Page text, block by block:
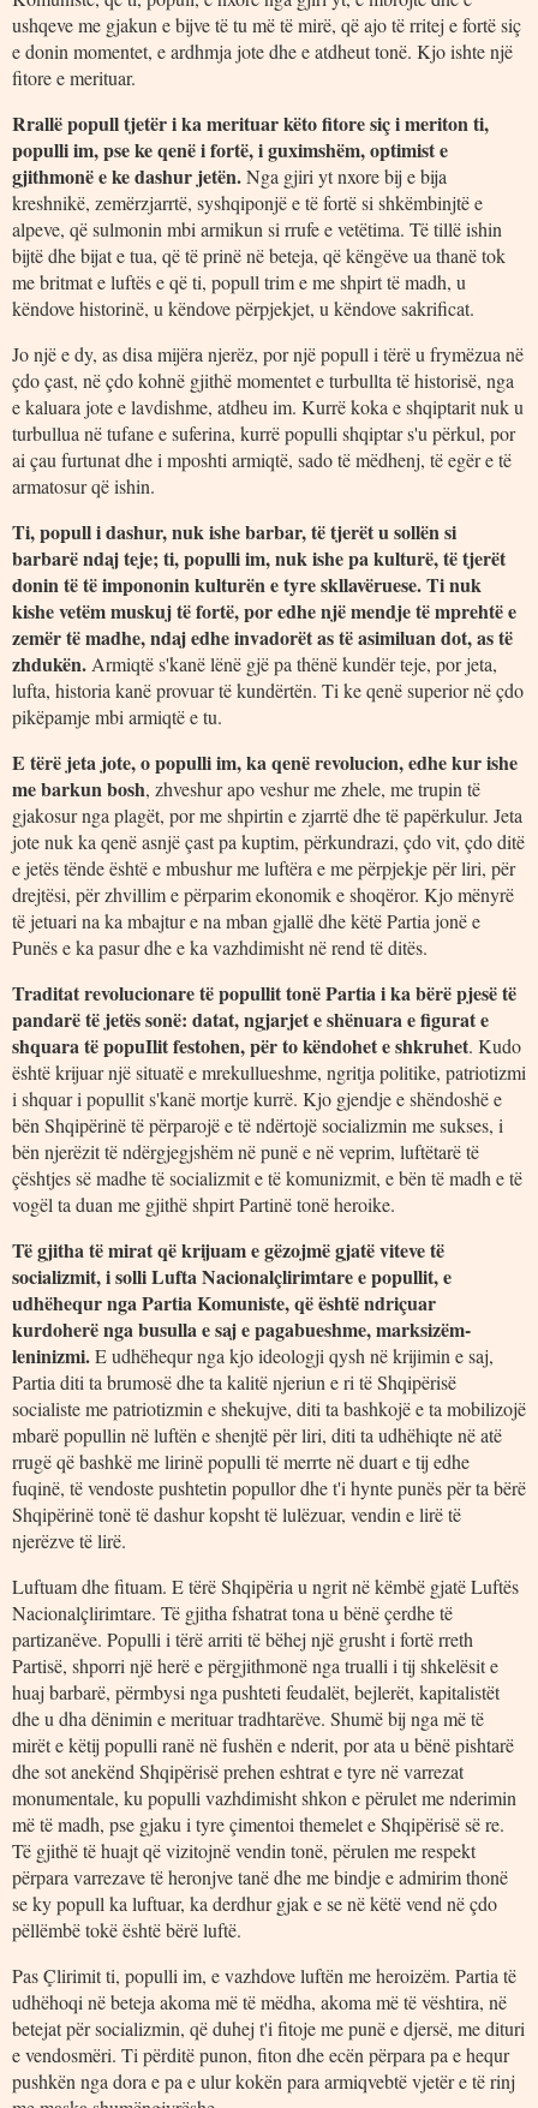
ushqeve me gjakun e bijve të tu më të mirë, që ajo të rritej e fortë siç
e donin momentet, e ardhmja jote dhe e atdheut tonë. Kjo ishte një
fitore e merituar.
Rrallë popull tjetër i ka merituar këto fitore siç i meriton ti,
populli im, pse ke qenë i fortë, i guximshëm, optimist e
gjithmonë e ke dashur jetën.Nga gjiri yt nxore bij e bija
kreshnikë, zemërzjarrtë, syshqiponjë e të fortë si shkëmbinjtë e
alpeve, që sulmonin mbi armikun si rrufe e vetëtima. Të tillë ishin
bijtë dhe bijat e tua, që të prinë në beteja, që këngëve ua thanë tok
me britmat e luftës e që ti, popull trim e me shpirt të madh, u
këndove historinë, u këndove përpjekjet, u këndove sakrificat.
Jo një e dy, as disa mijëra njerëz, por një popull i tërë u frymëzua në
çdo çast, në çdo kohnë gjithë momentet e turbullta të historisë, nga
e kaluara jote e lavdishme, atdheu im. Kurrë koka e shqiptarit nuk u
turbullua në tufane e suferina, kurrë populli shqiptar s'u përkul, por
ai çau furtunat dhe i mposhti armiqtë, sado të mëdhenj, të egër e të
armatosur që ishin.
Ti, popull i dashur, nuk ishe barbar, të tjerët u sollën si
barbarë ndaj teje; ti, populli im, nuk ishe pa kulturë, të tjerët
donin të të impononin kulturën e tyre skllavëruese. Ti nuk
kishe vetëm muskuj të fortë, por edhe një mendje të mprehtë e
zemër të madhe, ndaj edhe invadorët as të asimiluan dot, as të
zhdukën.Armiqtë s'kanë lënë gjë pa thënë kundër teje, por jeta,
lufta, historia kanë provuar të kundërtën. Ti ke qenë superior në çdo
pikëpamje mbi armiqtë e tu.
E tërë jeta jote, o populli im, ka qenë revolucion, edhe kur ishe
me barkun bosh, zhveshur apo veshur me zhele, me trupin të
gjakosur nga plagët, por me shpirtin e zjarrtë dhe të papërkulur. Jeta
jote nuk ka qenë asnjë çast pa kuptim, përkundrazi, çdo vit, çdo ditë
e jetës tënde është e mbushur me luftëra e me përpjekje për liri, për
drejtësi, për zhvillim e përparim ekonomik e shoqëror. Kjo mënyrë
të jetuari na ka mbajtur e na mban gjallë dhe këtë Partia jonë e
Punës e ka pasur dhe e ka vazhdimisht në rend të ditës.
Traditat revolucionare të popullit tonë Partia i ka bërë pjesë të
pandarë të jetës sonë: datat, ngjarjet e shënuara e figurat e
shquara të popuIlit festohen, për to këndohet e shkruhet. Kudo
është krijuar një situatë e mrekullueshme, ngritja politike, patriotizmi
i shquar i popullit s'kanë mortje kurrë. Kjo gjendje e shëndoshë e
bën Shqipërinë të përparojë e të ndërtojë socializmin me sukses, i
bën njerëzit të ndërgjegjshëm në punë e në veprim, luftëtarë të
çështjes së madhe të socializmit e të komunizmit, e bën të madh e të
vogël ta duan me gjithë shpirt Partinë tonë heroike.
Të gjitha të mirat që krijuam e gëzojmë gjatë viteve të
socializmit, i solli Lufta Nacionalçlirimtare e popullit, e
udhëhequr nga Partia Komuniste, që është ndriçuar
kurdoherë nga busulla e saj e pagabueshme, marksizëm-
leninizmi.E udhëhequr nga kjo ideologji qysh në krijimin e saj,
Partia diti ta brumosë dhe ta kalitë njeriun e ri të Shqipërisë
socialiste me patriotizmin e shekujve, diti ta bashkojë e ta mobilizojë
mbarë popullin në luftën e shenjtë për liri, diti ta udhëhiqte në atë
rrugë që bashkë me lirinë populli të merrte në duart e tij edhe
fuqinë, të vendoste pushtetin popullor dhe t'i hynte punës për ta bërë
Shqipërinë tonë të dashur kopsht të lulëzuar, vendin e lirë të
njerëzve të lirë.
Luftuam dhe fituam. E tërë Shqipëria u ngrit në këmbë gjatë Luftës
Nacionalçlirimtare. Të gjitha fshatrat tona u bënë çerdhe të
partizanëve. Populli i tërë arriti të bëhej një grusht i fortë rreth
Partisë, shporri një herë e përgjithmonë nga trualli i tij shkelësit e
huaj barbarë, përmbysi nga pushteti feudalët, bejlerët, kapitalistët
dhe u dha dënimin e merituar tradhtarëve. Shumë bij nga më të
mirët e këtij populli ranë në fushën e nderit, por ata u bënë pishtarë
dhe sot anekënd Shqipërisë prehen eshtrat e tyre në varrezat
monumentale, ku populli vazhdimisht shkon e përulet me nderimin
më të madh, pse gjaku i tyre çimentoi themelet e Shqipërisë së re.
Të gjithë të huajt që vizitojnë vendin tonë, përulen me respekt
përpara varrezave të heronjve tanë dhe me bindje e admirim thonë
se ky popull ka luftuar, ka derdhur gjak e se në këtë vend në çdo
pëllëmbë tokë është bërë luftë.
Pas Çlirimit ti, populli im, e vazhdove luftën me heroizëm. Partia të
udhëhoqi në beteja akoma më të mëdha, akoma më të vështira, në
betejat për socializmin, që duhej t'i fitoje me punë e djersë, me dituri
e vendosmëri. Ti përditë punon, fiton dhe ecën përpara pa e hequr
pushkën nga dora e pa e ulur kokën para armiqvebtë vjetër e të rinj